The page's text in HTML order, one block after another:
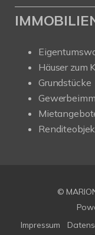
Häuser zum
Grundstücke
©
Impressum